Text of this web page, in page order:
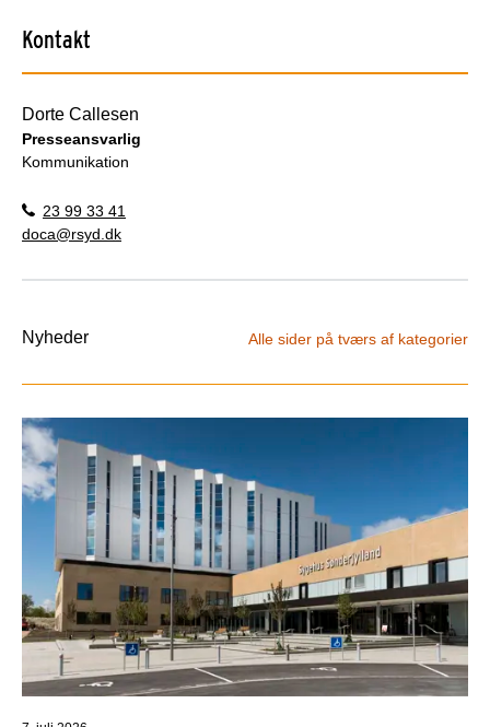
Kontakt
Dorte Callesen
Presseansvarlig
Kommunikation
23 99 33 41
doca@rsyd.dk
Nyheder Alle sider på tværs af kategorier